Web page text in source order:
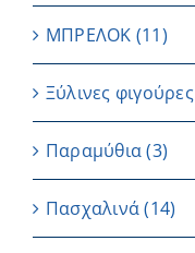
ΜΠΡΕΛΟΚ (11)
Ξύλινες φιγούρες
Παραμύθια (3)
Πασχαλινά (14)